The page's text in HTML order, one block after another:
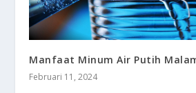
Manfaat Minum Air Putih
Februari 11, 2024